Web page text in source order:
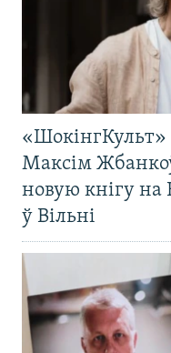
Максім
новую кнігу
ў Вільні